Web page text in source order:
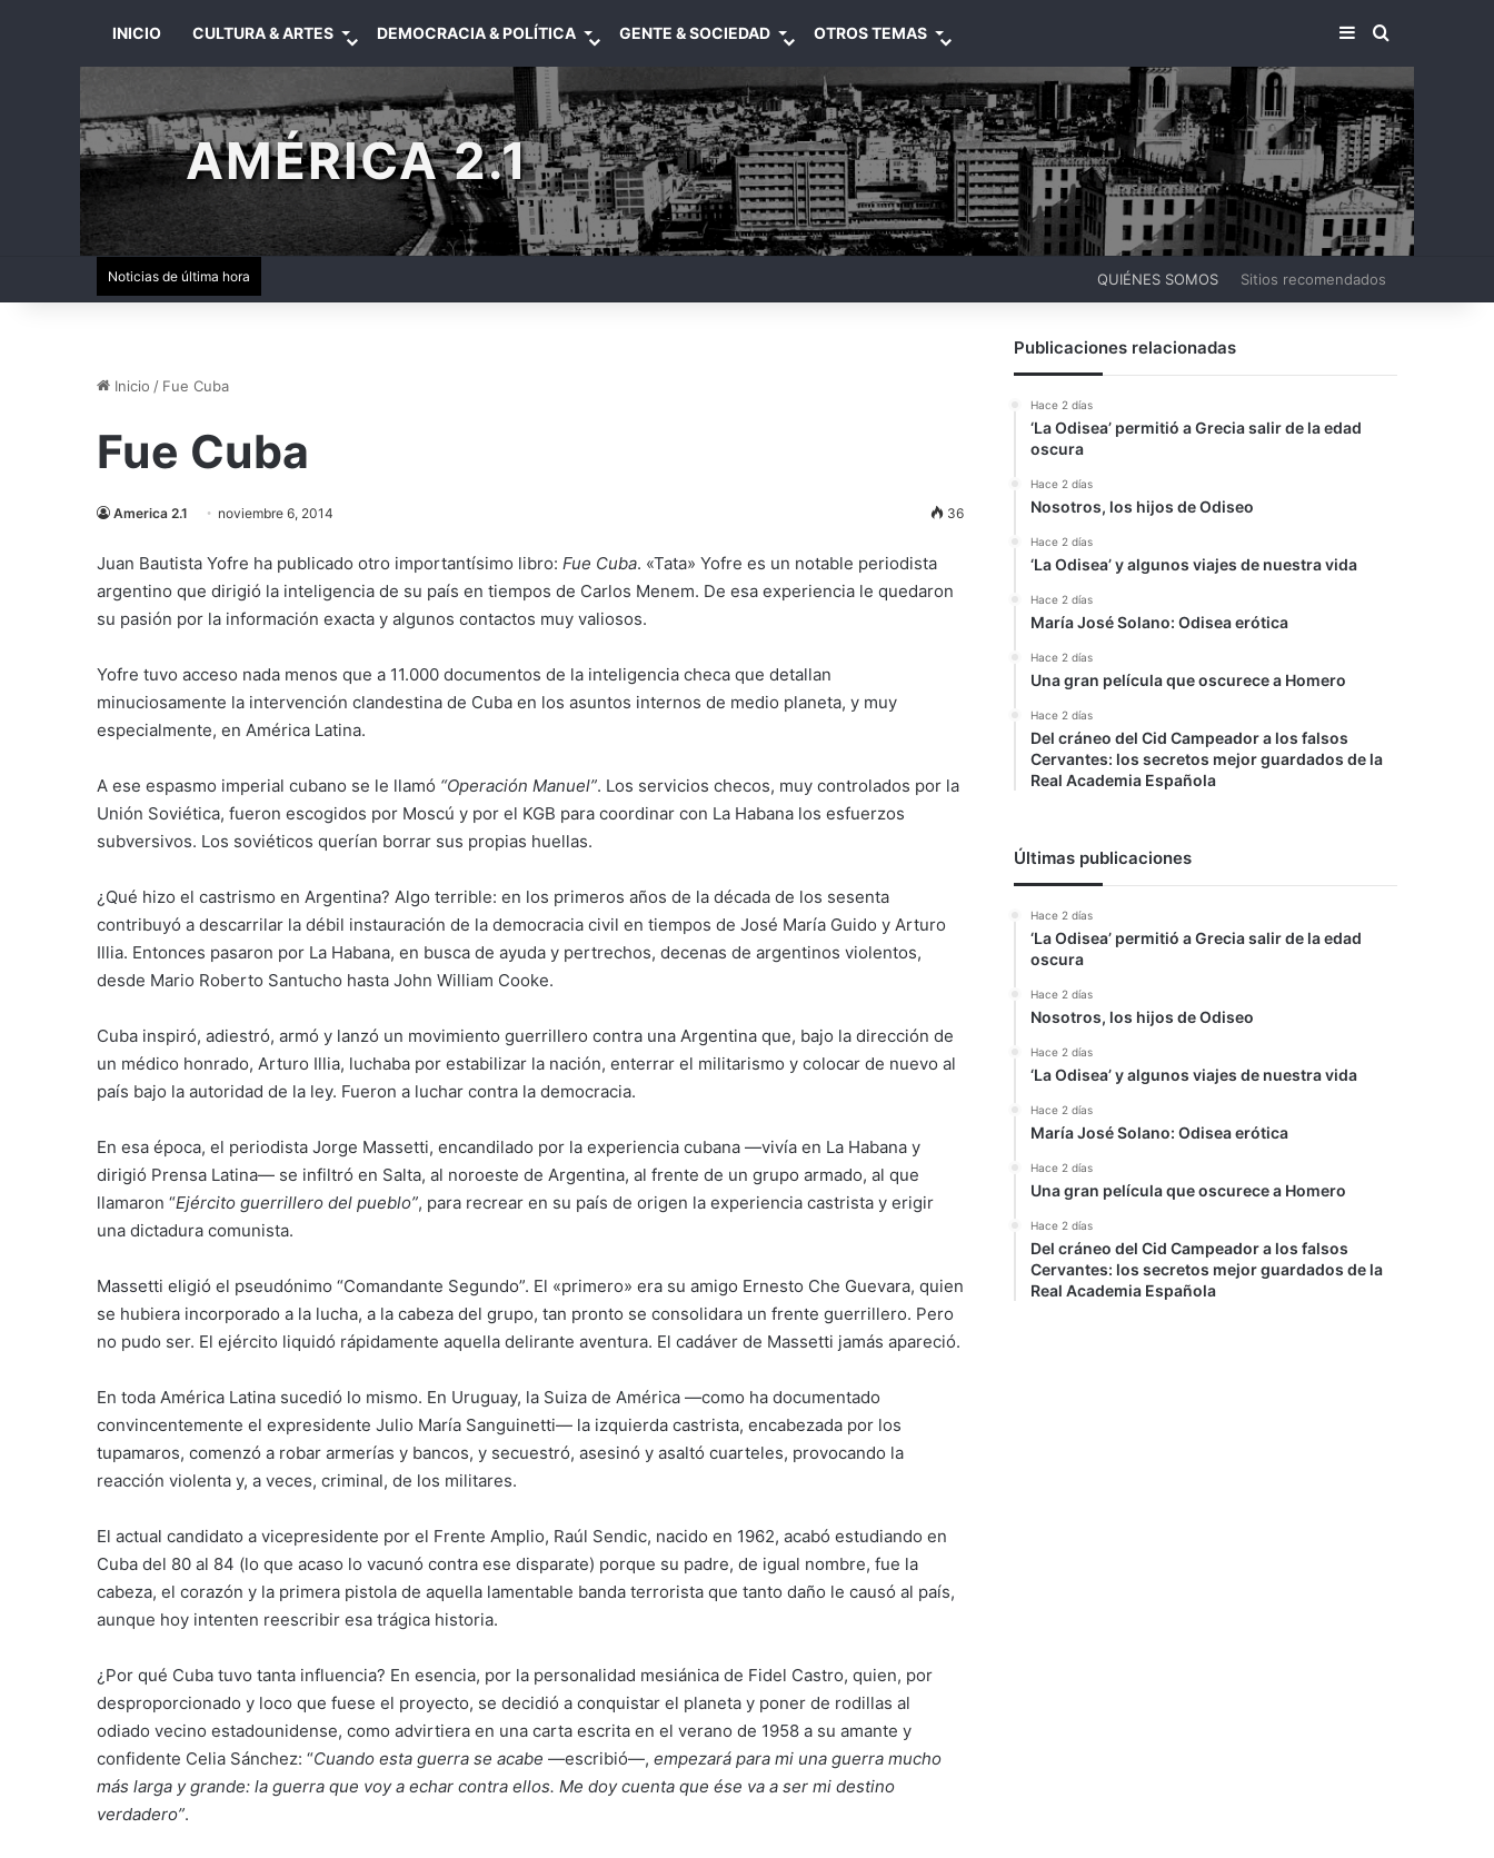
INICIO CULTURA & ARTES DEMOCRACIA & POLÍTICA GENTE & SOCIEDAD OTROS TEMAS BARRA LATERAL
BUSCAR
AMÉRICA 2.1
Noticias de última hora QUIÉNES SOMOS Sitios recomendados
Inicio / Fue Cuba
Fue Cuba
America 2.1 noviembre 6, 2014 36
Juan Bautista Yofre ha publicado otro importantísimo libro: Fue Cuba. «Tata» Yofre es un notable periodista
argentino que dirigió la inteligencia de su país en tiempos de Carlos Menem. De esa experiencia le quedaron
su pasión por la información exacta y algunos contactos muy valiosos.
Yofre tuvo acceso nada menos que a 11.000 documentos de la inteligencia checa que detallan
minuciosamente la intervención clandestina de Cuba en los asuntos internos de medio planeta, y muy
especialmente, en América Latina.
A ese espasmo imperial cubano se le llamó “Operación Manuel”. Los servicios checos, muy controlados por la
Unión Soviética, fueron escogidos por Moscú y por el KGB para coordinar con La Habana los esfuerzos
subversivos. Los soviéticos querían borrar sus propias huellas.
¿Qué hizo el castrismo en Argentina? Algo terrible: en los primeros años de la década de los sesenta
contribuyó a descarrilar la débil instauración de la democracia civil en tiempos de José María Guido y Arturo
Illia. Entonces pasaron por La Habana, en busca de ayuda y pertrechos, decenas de argentinos violentos,
desde Mario Roberto Santucho hasta John William Cooke.
Cuba inspiró, adiestró, armó y lanzó un movimiento guerrillero contra una Argentina que, bajo la dirección de
un médico honrado, Arturo Illia, luchaba por estabilizar la nación, enterrar el militarismo y colocar de nuevo al
país bajo la autoridad de la ley. Fueron a luchar contra la democracia.
En esa época, el periodista Jorge Massetti, encandilado por la experiencia cubana —vivía en La Habana y
dirigió Prensa Latina— se infiltró en Salta, al noroeste de Argentina, al frente de un grupo armado, al que
llamaron “Ejército guerrillero del pueblo”, para recrear en su país de origen la experiencia castrista y erigir
una dictadura comunista.
Massetti eligió el pseudónimo “Comandante Segundo”. El «primero» era su amigo Ernesto Che Guevara, quien
se hubiera incorporado a la lucha, a la cabeza del grupo, tan pronto se consolidara un frente guerrillero. Pero
no pudo ser. El ejército liquidó rápidamente aquella delirante aventura. El cadáver de Massetti jamás apareció.
En toda América Latina sucedió lo mismo. En Uruguay, la Suiza de América —como ha documentado
convincentemente el expresidente Julio María Sanguinetti— la izquierda castrista, encabezada por los
tupamaros, comenzó a robar armerías y bancos, y secuestró, asesinó y asaltó cuarteles, provocando la
reacción violenta y, a veces, criminal, de los militares.
El actual candidato a vicepresidente por el Frente Amplio, Raúl Sendic, nacido en 1962, acabó estudiando en
Cuba del 80 al 84 (lo que acaso lo vacunó contra ese disparate) porque su padre, de igual nombre, fue la
cabeza, el corazón y la primera pistola de aquella lamentable banda terrorista que tanto daño le causó al país,
aunque hoy intenten reescribir esa trágica historia.
¿Por qué Cuba tuvo tanta influencia? En esencia, por la personalidad mesiánica de Fidel Castro, quien, por
desproporcionado y loco que fuese el proyecto, se decidió a conquistar el planeta y poner de rodillas al
odiado vecino estadounidense, como advirtiera en una carta escrita en el verano de 1958 a su amante y
confidente Celia Sánchez: “Cuando esta guerra se acabe —escribió—, empezará para mi una guerra mucho
más larga y grande: la guerra que voy a echar contra ellos. Me doy cuenta que ése va a ser mi destino
verdadero”.
Publicaciones relacionadas
Hace 2 días
‘La Odisea’ permitió a Grecia salir de la edad
oscura
Hace 2 días
Nosotros, los hijos de Odiseo
Hace 2 días
‘La Odisea’ y algunos viajes de nuestra vida
Hace 2 días
María José Solano: Odisea erótica
Hace 2 días
Una gran película que oscurece a Homero
Hace 2 días
Del cráneo del Cid Campeador a los falsos
Cervantes: los secretos mejor guardados de la
Real Academia Española
Últimas publicaciones
Hace 2 días
‘La Odisea’ permitió a Grecia salir de la edad
oscura
Hace 2 días
Nosotros, los hijos de Odiseo
Hace 2 días
‘La Odisea’ y algunos viajes de nuestra vida
Hace 2 días
María José Solano: Odisea erótica
Hace 2 días
Una gran película que oscurece a Homero
Hace 2 días
Del cráneo del Cid Campeador a los falsos
Cervantes: los secretos mejor guardados de la
Real Academia Española